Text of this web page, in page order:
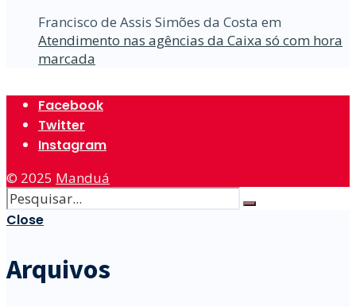
Francisco de Assis Simões da Costa em
Atendimento nas agências da Caixa só com hora
marcada
Facebook
Twitter
Instagram
© 2025 Manduá
Close
Arquivos